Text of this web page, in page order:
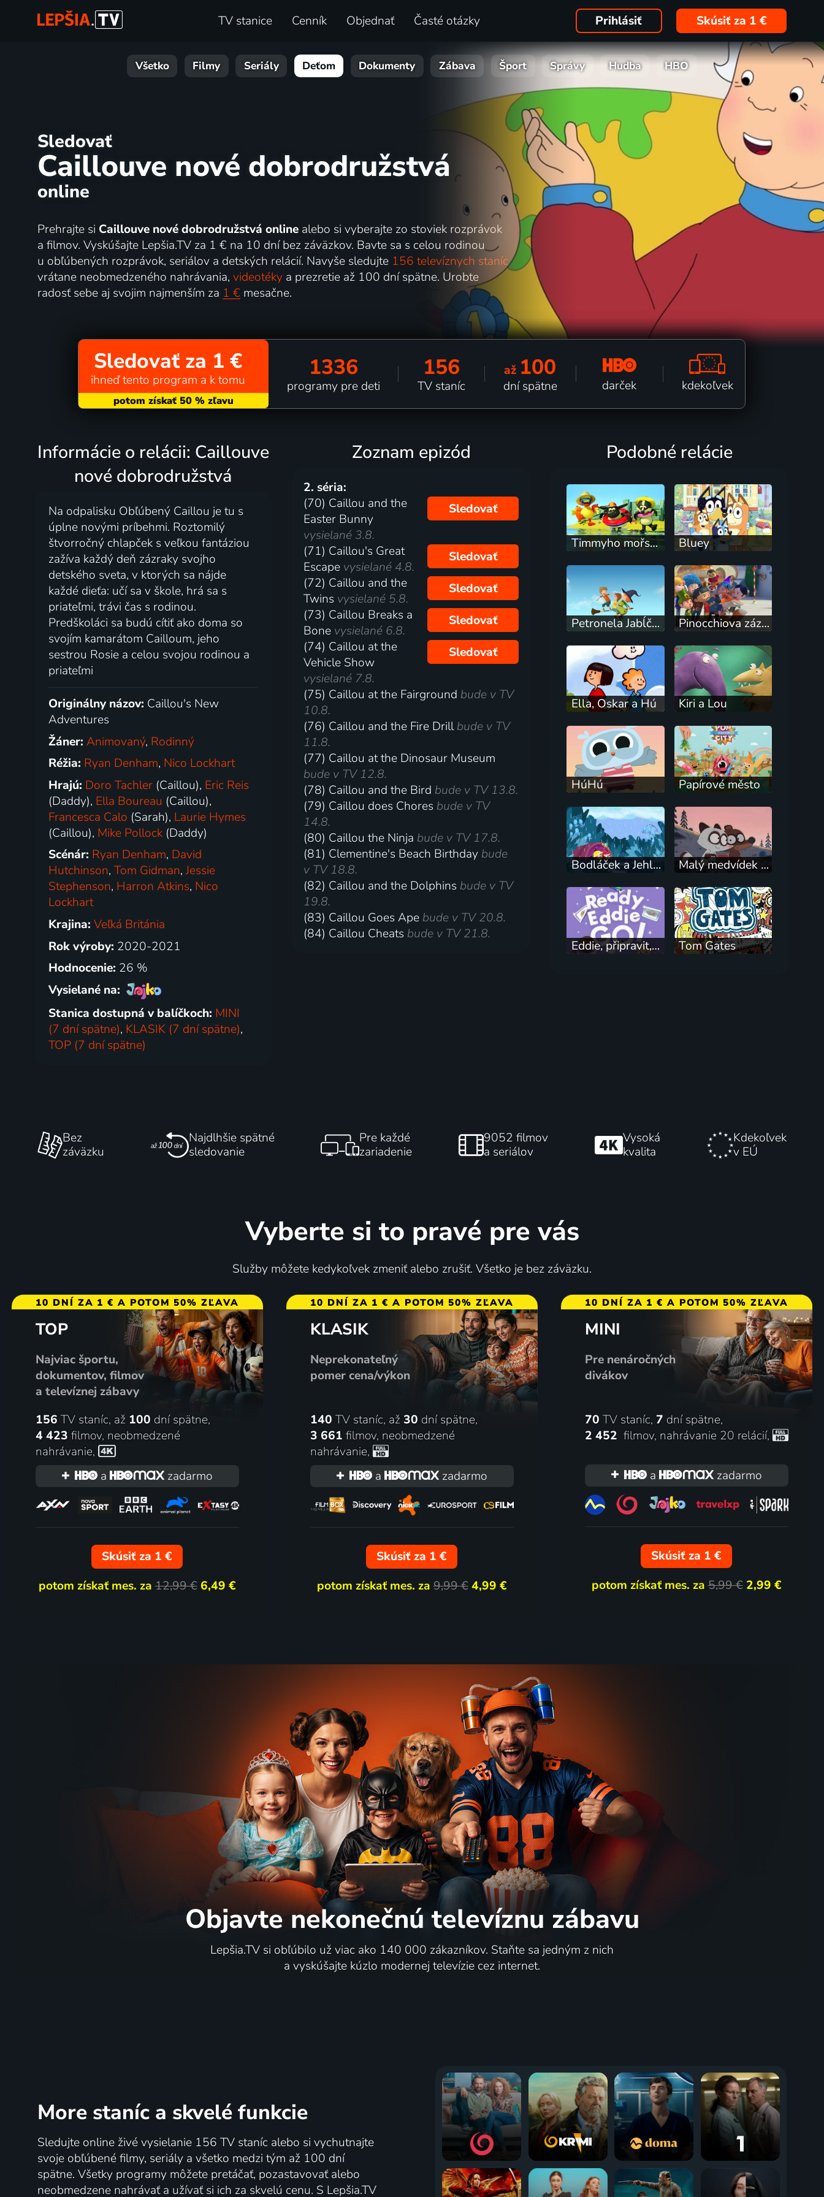
TV stanice Cenník Objednať Časté otázky Prihlásiť Skúsiť za 1 €
Všetko Filmy Seriály Deťom Dokumenty Zábava Šport Správy Hudba HBO
Sledovať
Caillouve nové dobrodružstvá
online
Prehrajte si Caillouve nové dobrodružstvá onlinealebo si vyberajte zo stoviek rozprávok
a filmov. Vyskúšajte Lepšia.TV za 1 € na 10 dní bez záväzkov. Bavte sa s celou rodinou
u obľúbených rozprávok, seriálov a detských relácií. Navyše sledujte 156 televíznych staníc
vrátane neobmedzeného nahrávania, videotékya prezretie až 100 dní spätne. Urobte
radosť sebe aj svojim najmenším za 1 € mesačne.
Sledovať za 1 €
ihneď tento program a k tomu 1336
programy pre deti
156
TV staníc
až 100
dní spätne darček kdekoľvek
Informácie o relácii: Caillouve
nové dobrodružstvá
Na odpalisku Obľúbený Caillou je tu s
úplne novými príbehmi. Roztomilý
štvorročný chlapček s veľkou fantáziou
zažíva každý deň zázraky svojho
detského sveta, v ktorých sa nájde
každé dieťa: učí sa v škole, hrá sa s
priateľmi, trávi čas s rodinou.
Predškoláci sa budú cítiť ako doma so
svojím kamarátom Cailloum, jeho
sestrou Rosie a celou svojou rodinou a
priateľmi
Originálny názov: Caillou's New
Adventures
Žáner:Animovaný, Rodinný
Réžia: Ryan Denham, Nico Lockhart
Hrajú: Doro Tachler (Caillou), Eric Reis
(Daddy), Ella Boureau (Caillou),
Francesca Calo (Sarah), Laurie Hymes
(Caillou), Mike Pollock (Daddy)
Scénár: Ryan Denham, David
Hutchinson,Tom Gidman,Jessie
Stephenson, Harron Atkins, Nico
Lockhart
Krajina:Veľká Británia
Rok výroby: 2020-2021
Hodnocenie: 26 %
Vysielané na:
Stanica dostupná v balíčkoch: MINI
(7 dní spätne), KLASIK (7 dní spätne),
TOP (7 dní spätne)
Zoznam epizód
2. séria:
(70) Caillou and the
Easter Bunny
vysielané 3.8.
Sledovať
(71) Caillou's Great
Escape vysielané 4.8.
Sledovať
(72) Caillou and the
Twins vysielané 5.8.
Sledovať
(73) Caillou Breaks a
Bone vysielané 6.8.
Sledovať
(74) Caillou at the
Vehicle Show
vysielané 7.8.
Sledovať
(75) Caillou at the Fairground bude v TV
10.8.
(76) Caillou and the Fire Drillbude v TV
11.8.
(77) Caillou at the Dinosaur Museum
bude v TV 12.8.
(78) Caillou and the Bird bude v TV 13.8.
(79) Caillou does Chores bude v TV
14.8.
(80) Caillou the Ninja bude v TV 17.8.
(81) Clementine's Beach Birthday bude
v TV 18.8.
(82) Caillou and the Dolphins bude v TV
19.8.
(83) Caillou Goes Ape bude v TV 20.8.
(84) Caillou Cheats bude v TV 21.8.
Podobné relácie
Timmyho mořské dobrodružství Bluey
Petronela Jabĺčková Pinocchiova zázračná dedinka
Ella, Oskar a Hú Kiri a Lou
HúHú Papírové město
Bodláček a Jehlinka Malý medvídek Pompon
Eddie, připravit, jdem! Tom Gates
Bez
záväzku
Najdlhšie spätné
sledovanie
Pre každé
zariadenie
9052 filmov
a seriálov
Vysoká
kvalita
Kdekoľvek
v EÚ
Vyberte si to pravé pre vás
Služby môžete kedykoľvek zmeniť alebo zrušiť. Všetko je bez záväzku.
10 DNÍ ZA 1 € A POTOM 50% ZĽAVA
TOP
Najviac športu,
dokumentov, filmov
a televíznej zábavy
156 TV staníc, až 100 dní spätne,
4 423 filmov, neobmedzené
nahrávanie,
a
zadarmo
Skúsiť za 1 €
potom získať mes. za12,99 € 6,49 €
10 DNÍ ZA 1 € A POTOM 50% ZĽAVA
KLASIK
Neprekonateľný
pomer cena/výkon
140 TV staníc, až 30 dní spätne,
3 661 filmov, neobmedzené
nahrávanie,
a
zadarmo
Skúsiť za 1 €
potom získať mes. za9,99 € 4,99 €
10 DNÍ ZA 1 € A POTOM 50% ZĽAVA
MINI
Pre nenáročných
divákov
70 TV staníc, 7 dní spätne,
2 452 filmov, nahrávanie 20 relácií,
a zadarmo
Skúsiť za 1 €
potom získať mes. za5,99 € 2,99 €
Objavte nekonečnú televíznu zábavu
Lepšia.TV si obľúbilo už viac ako 140 000 zákazníkov. Staňte sa jedným z nich
a vyskúšajte kúzlo modernej televízie cez internet.
More staníc a skvelé funkcie
Sledujte online živé vysielanie 156 TV staníc alebo si vychutnajte
svoje obľúbené filmy, seriály a všetko medzi tým až 100 dní
spätne. Všetky programy môžete pretáčať, pozastavovať alebo
neobmedzene nahrávať a užívať si ich za skvelú cenu. S Lepšia.TV